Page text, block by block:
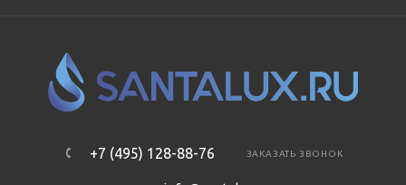
+7 (495) 128-88-76 ЗАКАЗАТЬ ЗВОНОК